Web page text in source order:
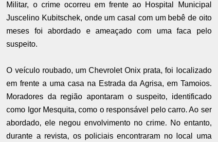
Militar, o crime ocorreu em frente ao Hospital Municipal
Juscelino Kubitschek, onde um casal com um bebê de oito
meses foi abordado e ameaçado com uma faca pelo
suspeito.
O veículo roubado, um Chevrolet Onix prata, foi localizado
em frente a uma casa na Estrada da Agrisa, em Tamoios.
Moradores da região apontaram o suspeito, identificado
como Igor Mesquita, como o responsável pelo carro. Ao ser
abordado, ele negou envolvimento no crime. No entanto,
durante a revista, os policiais encontraram no local uma